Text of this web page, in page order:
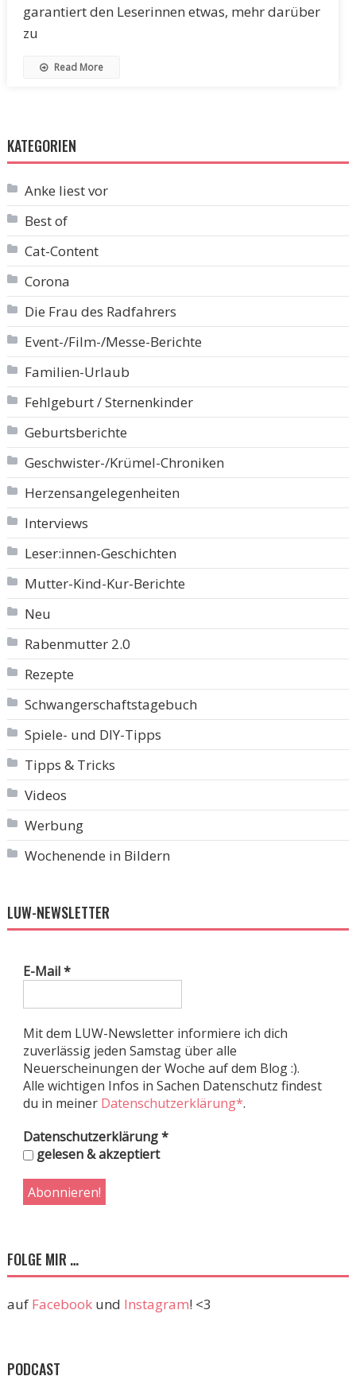
garantiert den Leserinnen etwas, mehr darüber
zu
Read More
KATEGORIEN
Anke liest vor
Best of
Cat-Content
Corona
Die Frau des Radfahrers
Event-/Film-/Messe-Berichte
Familien-Urlaub
Fehlgeburt / Sternenkinder
Geburtsberichte
Geschwister-/Krümel-Chroniken
Herzensangelegenheiten
Interviews
Leser:innen-Geschichten
Mutter-Kind-Kur-Berichte
Neu
Rabenmutter 2.0
Rezepte
Schwangerschaftstagebuch
Spiele- und DIY-Tipps
Tipps & Tricks
Videos
Werbung
Wochenende in Bildern
LUW-NEWSLETTER
E-Mail*
Mit dem LUW-Newsletter informiere ich dich
zuverlässig jeden Samstag über alle
Neuerscheinungen der Woche auf dem Blog :).
Alle wichtigen Infos in Sachen Datenschutz findest
du in meiner Datenschutzerklärung*.
Datenschutzerklärung*
gelesen & akzeptiert
FOLGE MIR …
auf Facebookund Instagram! <3
PODCAST